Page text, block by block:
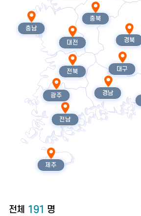
충남
충북
대전
전북
경북
대구
경남
광주
전남
제주
전체 191 명